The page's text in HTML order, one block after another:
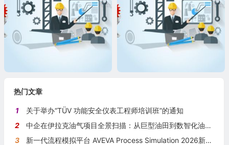
热门文章
1
关于举办“TÜV 功能安全仪表工程师培训班”的通知
2
中企在伊拉克油气项目全景扫描：从巨型油田到数智化油田的系统性布局
3
新一代流程模拟平台 AVEVA Process Simulation 2026新版本发布